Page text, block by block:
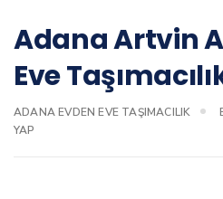
Adana Artvin
Eve
ADANA EVDEN EVE TAŞIMACILIK
YAP